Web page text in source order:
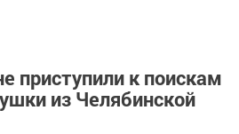
приступили к поискам
из Челябинской